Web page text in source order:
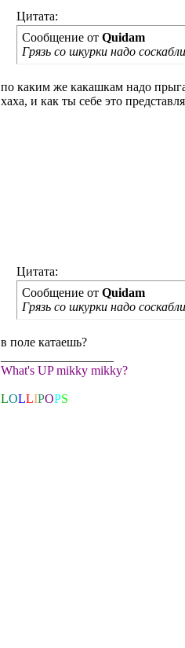
Цитата:
Сообщение от Quidam
Грязь со шкурки надо
по каким же какашкам надо
хаха, и как ты себе это
Цитата:
Сообщение от Quidam
Грязь со шкурки надо
в поле катаешь?
What's UP mikky mikky?
LOLLIPOPS